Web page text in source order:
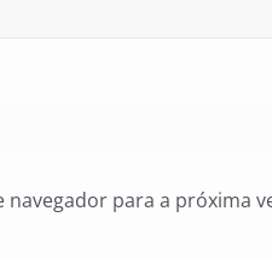
navegador para a próxima